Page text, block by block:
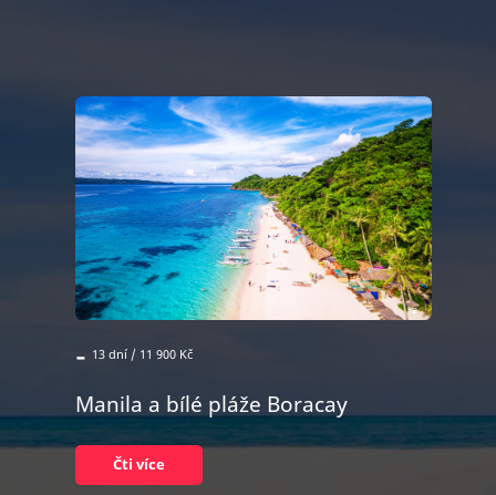
- 13 dní / 11 900 Kč
Manila a bílé pláže Boracay
Čti více